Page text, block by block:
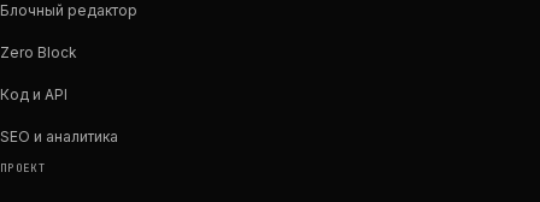
Блочный редактор
Zero Block
Код и API
SEO и аналитика
ПРОЕКТ